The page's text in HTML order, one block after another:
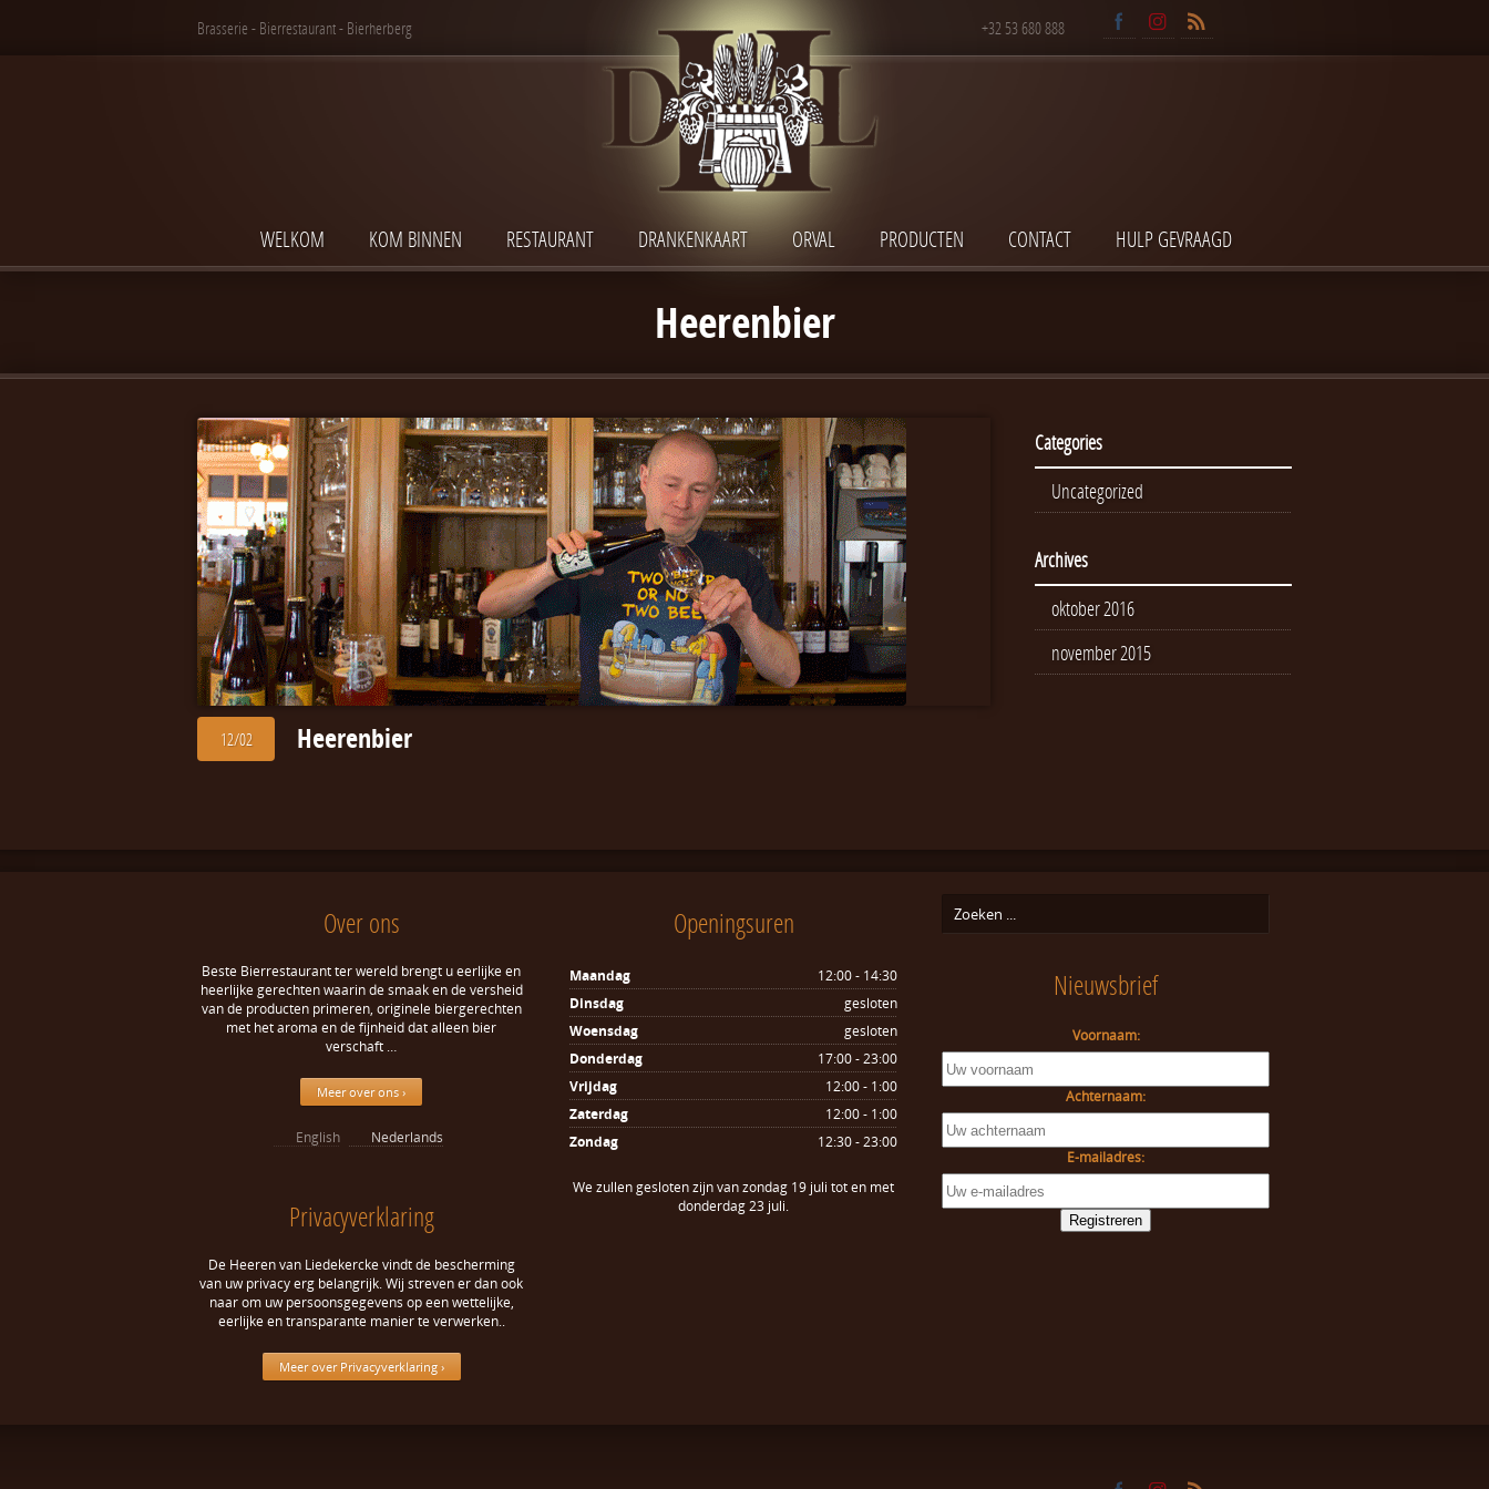
Brasserie - Bierrestaurant - Bierherberg +32 53 680 888
WELKOM KOM BINNEN RESTAURANT DRANKENKAART ORVAL PRODUCTEN CONTACT HULP GEVRAAGD
Heerenbier
12/02 Heerenbier
Categories
Uncategorized
Archives
oktober 2016
november 2015
Over ons
Beste Bierrestaurant ter wereld brengt u eerlijke en
heerlijke gerechten waarin de smaak en de versheid
van de producten primeren, originele biergerechten
met het aroma en de fijnheid dat alleen bier
verschaft …
Meer over ons ›
English Nederlands
Privacyverklaring
De Heeren van Liedekercke vindt de bescherming
van uw privacy erg belangrijk. Wij streven er dan ook
naar om uw persoonsgegevens op een wettelijke,
eerlijke en transparante manier te verwerken..
Meer over Privacyverklaring ›
Openingsuren
Maandag
12:00 - 14:30
Dinsdag
gesloten
Woensdag
gesloten
Donderdag
17:00 - 23:00
Vrijdag
12:00 - 1:00
Zaterdag
12:00 - 1:00
Zondag
12:30 - 23:00
We zullen gesloten zijn van zondag 19 juli tot en met
donderdag 23 juli.
Nieuwsbrief
Voornaam:
Achternaam:
E-mailadres: